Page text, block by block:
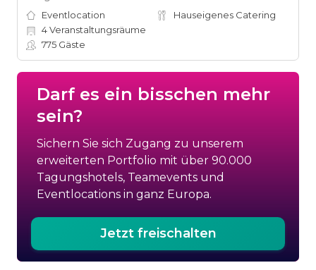
Eventlocation
Hauseigenes Catering
4Veranstaltungsräume
775 Gäste
Darf es ein bisschen mehr
sein?
Sichern Sie sich Zugang zu unserem
erweiterten Portfolio mit über 90.000
Tagungshotels, Teamevents und
Eventlocations in ganz Europa.
Jetzt freischalten